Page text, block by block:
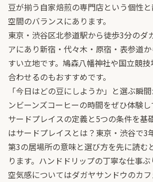
豆が揃う自家焙煎の専門店という個性
空間のバランスにあります。
東京・渋谷区北参道駅から徒歩3分のダ
アにあり新宿・代々木・原宿・表参道
すい立地です。鳩森八幡神社や国立競
合わせるのもおすすめです。
「今日はどの豆にしようか」と選ぶ瞬
ンビーンズコーヒーの時間をぜひ体験し
サードプレイスの定義と5つの条件を基
はサードプレイスとは？東京・渋谷で3
第3の居場所の意味と選び方を先に読む
ります。ハンドドリップの丁寧な仕事
空気感についてはダガヤサンドウのカフ